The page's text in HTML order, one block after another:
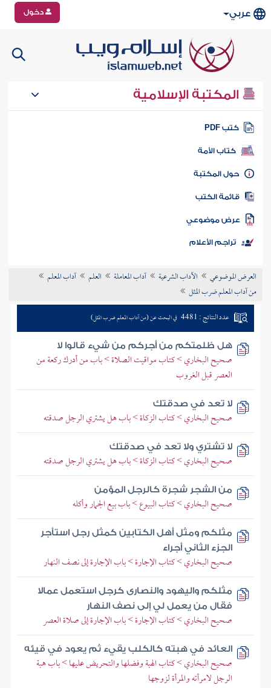
عربي دخول
المكتبة الإسلامية
كتب PDF
كتاب الأمة
المكتبة
الكتب
موضوعي
تراجم الأعلام
العرض الموضوعي الآداب الشرعية آداب المعاملة العلم
آداب المعلم
من آداب المعلم ضرب المثل
عدد النتائج : 4481 في البحث عن (من آداب المعلم ضرب المثل)
هل ظلمتكم من أجركم من شيء قالوا لا
صحيح البخاري > كتاب مواقيت الصلاة > باب من أدرك ركعة من
العصر قبل الغروب
لا تعد في صدقتك
صحيح البخاري > كتاب الزكاة > باب هل يشتري الرجل صدقته
لا تشتري ولا تعد في صدقتك
صحيح البخاري > كتاب الزكاة > باب هل يشتري الرجل صدقته
من الشجر شجرة كالرجل المؤمن
صحيح البخاري > كتاب البيوع > باب بيع الجمار وأكله
مثلكم ومثل أهل الكتابين كمثل رجل استأجر
الجزء الثاني أجراء
صحيح البخاري > كتاب الإجارة > باب الإجارة إلى نصف النهار
مثلكم واليهود والنصارى كرجل استعمل عمالا
فقال من يعمل لي إلى نصف النهار
صحيح البخاري > كتاب الإجارة > باب الإجارة إلى صلاة العصر
العائد في هبته كالكلب يقيء ثم يعود في قيئه
صحيح البخاري > كتاب الهبة وفضلها والتحريض عليها > باب هبة
الرجل لامرأته والمرأة لزوجها